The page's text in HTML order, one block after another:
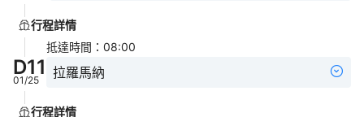
行程詳情
抵達時間 ： 08:00
D11
01/25 拉羅馬納
行程詳情